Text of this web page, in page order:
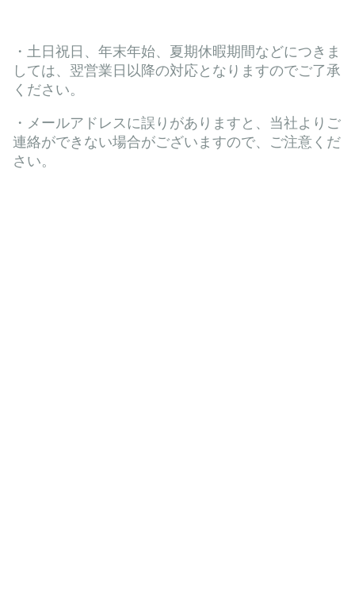
・土日祝日、年末年始、夏期休暇期間などにつきま
しては、翌営業日以降の対応となりますのでご了承
ください。
・メールアドレスに誤りがありますと、当社よりご
連絡ができない場合がございますので、ご注意くだ
さい。